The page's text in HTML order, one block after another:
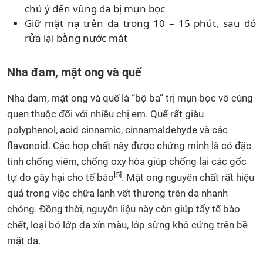
chú ý đến vùng da bị mụn bọc
Giữ mặt nạ trên da trong 10 – 15 phút, sau đó
rửa lại bằng nước mát
Nha đam, mật ong và quế
Nha đam, mật ong và quế là “bộ ba” trị mụn bọc vô cùng
quen thuộc đối với nhiều chị em. Quế rất giàu
polyphenol, acid cinnamic, cinnamaldehyde và các
flavonoid. Các hợp chất này được chứng minh là có đặc
tính chống viêm, chống oxy hóa giúp chống lại các gốc
tự do gây hại cho tế bào [5] . Mật ong nguyên chất rất hiệu
quả trong việc chữa lành vết thương trên da nhanh
chóng. Đồng thời, nguyên liệu này còn giúp tẩy tế bào
chết, loại bỏ lớp da xỉn màu, lớp sừng khô cứng trên bề
mặt da.